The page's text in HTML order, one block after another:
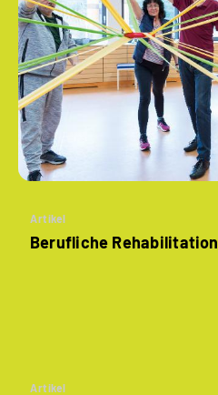
Artikel
Berufliche Rehabilitation
Artikel